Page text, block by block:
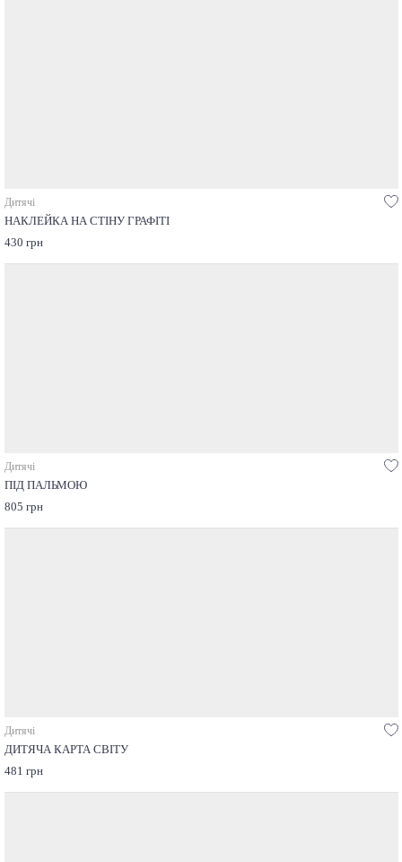
Дитячі
НАКЛЕЙКА НА СТІНУ ГРАФІТІ
430 грн
Дитячі
ПІД ПАЛЬМОЮ
805 грн
Дитячі
ДИТЯЧА КАРТА СВІТУ
481 грн